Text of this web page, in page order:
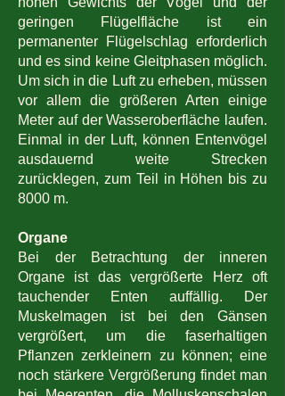
geringen Flügelfläche ist ein
permanenter Flügelschlag erforderlich
und es sind keine Gleitphasen möglich.
Um sich in die Luft zu erheben, müssen
vor allem die größeren Arten einige
Meter auf der Wasseroberfläche laufen.
Einmal in der Luft, können Entenvögel
ausdauernd weite Strecken
zurücklegen, zum Teil in Höhen bis zu
8000 m.
Organe
Bei der Betrachtung der inneren
Organe ist das vergrößerte Herz oft
tauchender Enten auffällig. Der
Muskelmagen ist bei den Gänsen
vergrößert, um die faserhaltigen
Pflanzen zerkleinern zu können; eine
noch stärkere Vergrößerung findet man